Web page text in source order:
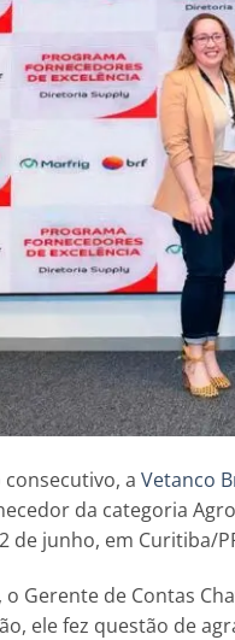
a Vetanco
da categoria
de junho, em Curitiba/
Gerente de Contas
ele fez questão de